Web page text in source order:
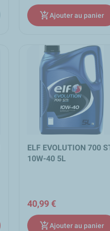
add_shopping_cartAjouter au panier
ELF EVOLUTION 700
10W-40 5L
40,99 €
add_shopping_cartAjouter au panier